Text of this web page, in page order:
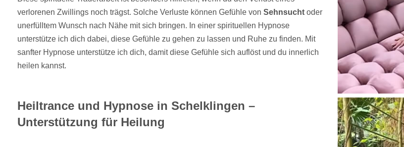
verlorenen Zwillings noch trägst. Solche Verluste können Gefühle von Sehnsucht oder
unerfülltem Wunsch nach Nähe mit sich bringen. In einer spirituellen Hypnose
unterstütze ich dich dabei, diese Gefühle zu gehen zu lassen und Ruhe zu finden. Mit
sanfter Hypnose unterstütze ich dich, damit diese Gefühle sich auflöst und du innerlich
heilen kannst.
Heiltrance und Hypnose in Schelklingen –
Unterstützung für Heilung